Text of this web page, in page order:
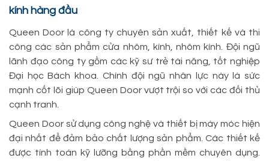
kính hàng đầu
Queen Door là công ty chuyên sản xuất, thiết kế và thi
công các sản phẩm cửa nhôm, kính, nhôm kính. Đội ngũ
lãnh đạo công ty gồm các kỹ sư trẻ tài năng, tốt nghiệp
Đại học Bách khoa. Chính đội ngũ nhân lực này là sức
mạnh cốt lõi giúp Queen Door vượt trội so với các đối thủ
cạnh tranh.
Queen Door sử dụng công nghệ và thiết bị máy móc hiện
đại nhất để đảm bảo chất lượng sản phẩm. Các thiết kế
được tính toán kỹ lưỡng bằng phần mềm chuyên dụng.